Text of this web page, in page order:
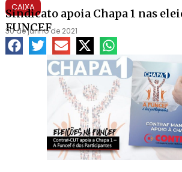
CAIXA
Sindicato apoia Chapa 1 nas
FUNCEF
30 de junho de 2021